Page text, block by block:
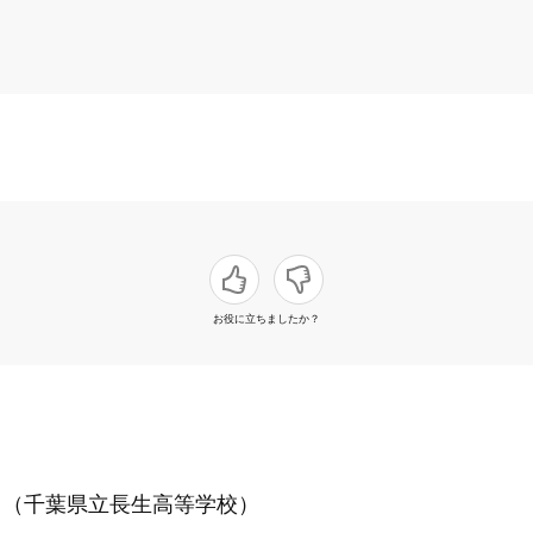
お役に立ちましたか？
千葉県立長生高等学校）